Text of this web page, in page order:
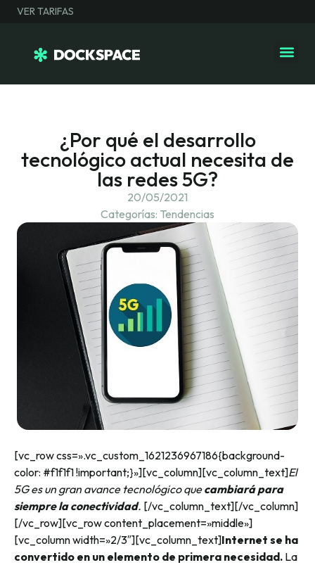
VER TARIFAS
¿Por qué el desarrollo
tecnológico actual necesita de
las redes 5G?
20/05/2021
Categorías: Tendencias
[vc_row css=».vc_custom_1621236967186{background-
color: #f1f1f1 !important;}»][vc_column][vc_column_text]El
5G es un gran avance tecnológico quecambiará para
siempre la conectividad. [/vc_column_text][/vc_column]
[/vc_row][vc_row content_placement=»middle»]
[vc_column width=»2/3″][vc_column_text]Internet se ha
convertido en un elemento de primera necesidad. La